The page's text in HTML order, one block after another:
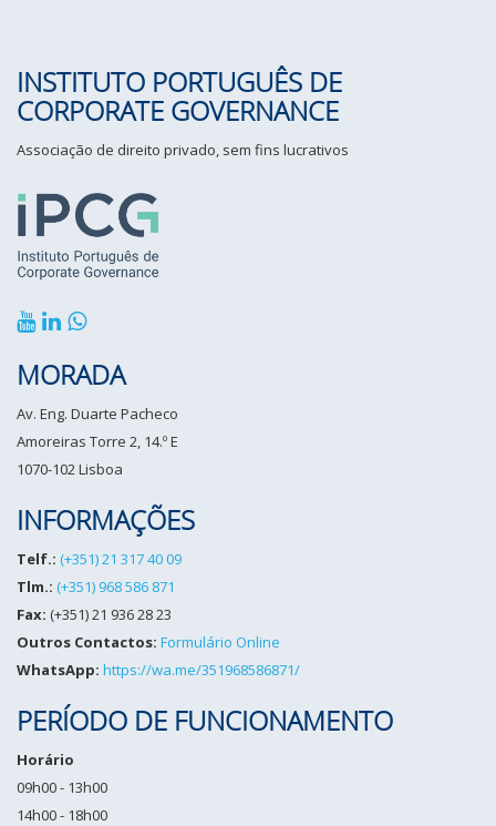
INSTITUTO PORTUGUÊS DE
CORPORATE GOVERNANCE
Associação de direito privado, sem fins lucrativos
MORADA
Av. Eng. Duarte Pacheco
Amoreiras Torre 2, 14.º E
1070-102 Lisboa
INFORMAÇÕES
Telf.: (+351) 21 317 40 09
Tlm.: (+351) 968 586 871
Fax: (+351) 21 936 28 23
Outros Contactos: Formulário Online
WhatsApp: https://wa.me/351968586871/
PERÍODO DE FUNCIONAMENTO
Horário
09h00 - 13h00
14h00 - 18h00